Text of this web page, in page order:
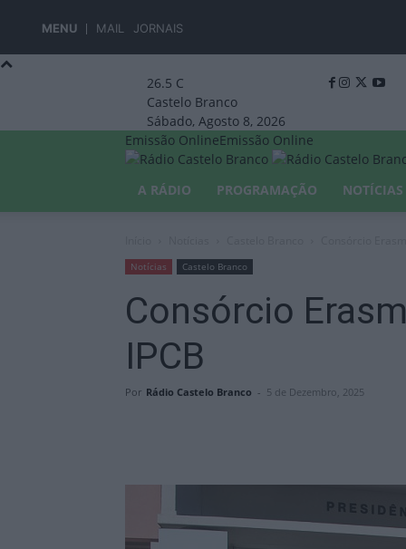
MENU MAIL JORNAIS
26.5 C
Castelo Branco
Sábado, Agosto 8, 2026
Emissão OnlineEmissão Online
A RÁDIO
PROGRAMAÇÃO NOTÍCIAS
Notícias Castelo Branco
Consórcio
IPCB
Por Rádio Castelo Branco - 5 de Dezembro, 2025